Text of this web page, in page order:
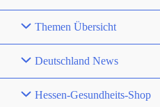
Themen Übersicht
Deutschland News
Hessen-Gesundheits-Shop